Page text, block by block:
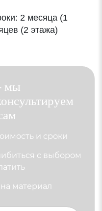
2 месяца (1
(2 этажа)
мы
и сроки
с выбором
материал